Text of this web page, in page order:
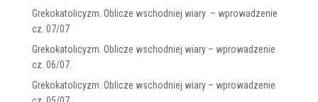
Grekokatolicyzm. Oblicze wschodniej wiary – wprowadzenie
cz. 07/07
Grekokatolicyzm. Oblicze wschodniej wiary – wprowadzenie
cz. 06/07.
Grekokatolicyzm. Oblicze wschodniej wiary – wprowadzenie